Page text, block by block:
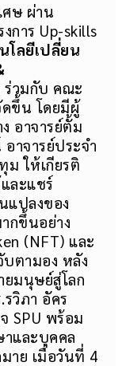
ศษ ผ่าน
การ Up-skills
โลยีเปลี่ยน
ร่วมกับ คณะ
ขึ้น โดยมีผู้
อาจารย์ตั้ม
าจารย์ประจำ
ให้เกียรติ
ละแชร์
แปลงของ
กขึ้นอย่าง
(NFT) และ
บตามอง หลัง
ยมนุษย์สู่โลก
วิภา อัคร
SPU พร้อม
และบุคคล
าย เมื่อวันที่ 4